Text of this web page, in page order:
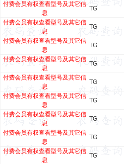
付费会员有权查看型号及其它信
息
TG
付费会员有权查看型号及其它信
息
TG
付费会员有权查看型号及其它信
息
TG
付费会员有权查看型号及其它信
息
TG
付费会员有权查看型号及其它信
息
TG
付费会员有权查看型号及其它信
息
TG
付费会员有权查看型号及其它信
息
TG
付费会员有权查看型号及其它信
息
TG
付费会员有权查看型号及其它信
息
TG